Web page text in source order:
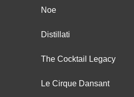
Noe
Distillati
The Cocktail Legacy
Le Cirque Dansant